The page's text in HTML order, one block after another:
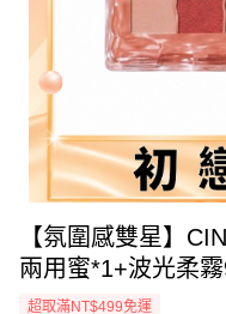
【氛圍感雙星】
兩用蜜*1+波光柔
超取滿NT$499免運